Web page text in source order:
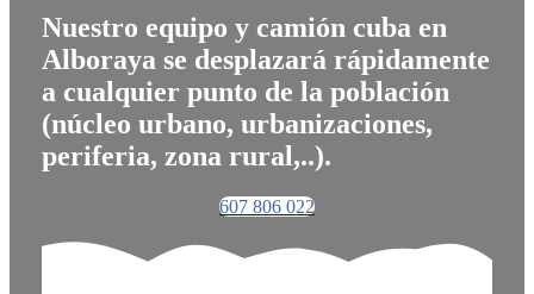
Nuestro equipo y camión cuba en
Alboraya se desplazará rápidamente
a cualquier punto de la población
(núcleo urbano, urbanizaciones,
periferia, zona rural,..).
607 806 022